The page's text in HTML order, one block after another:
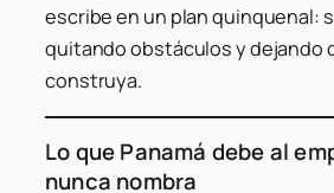
escribe en un plan quinquenal:
quitando obstáculos y dejando
construya.
Lo que Panamá debe al
nunca nombra